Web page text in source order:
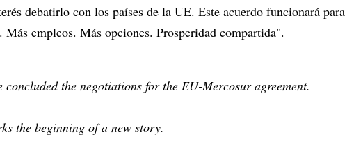
debatirlo con los países de la UE. Este acuerdo funcionará para
Más empleos. Más opciones. Prosperidad compartida".
concluded the negotiations for the EU-Mercosur agreement.
the beginning of a new story.